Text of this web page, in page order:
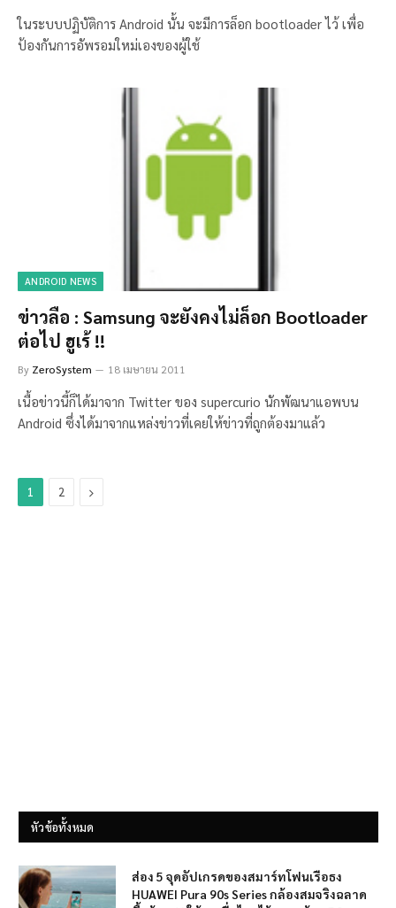
ในระบบปฏิบัติการ Android นั้น จะมีการล็อก bootloader ไว้ เพื่อ
ป้องกันการอัพรอมใหม่เองของผู้ใช้
ANDROID NEWS
ข่าวลือ : Samsung จะยังคงไม่ล็อก Bootloader
ต่อไป ฮูเร้ !!
By ZeroSystem 18 เมษายน 2011
เนื้อข่าวนี้ก็ได้มาจาก Twitter ของ supercurio นักพัฒนาแอพบน
Android ซึ่งได้มาจากแหล่งข่าวที่เคยให้ข่าวที่ถูกต้องมาแล้ว
1 2 Next
หัวข้อทั้งหมด
ส่อง 5 จุดอัปเกรดของสมาร์ทโฟนเรือธง
HUAWEI Pura 90s Series กล้องสมจริงฉลาด